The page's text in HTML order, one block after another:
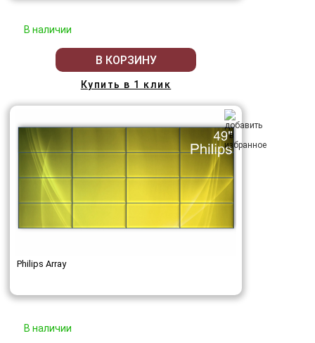
В наличии
В КОРЗИНУ
Купить в 1 клик
Philips Array
В наличии